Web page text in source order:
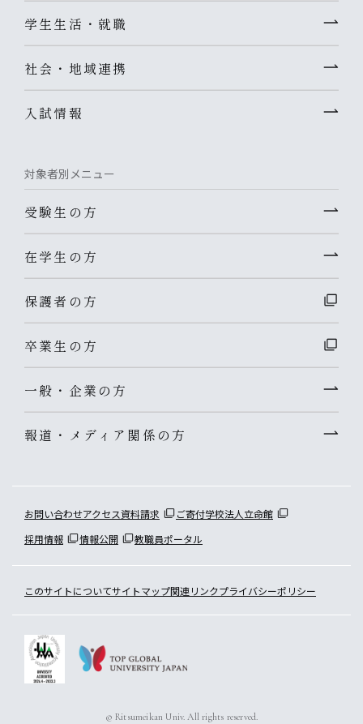
学生生活・就職
社会・地域連携
入試情報
対象者別メニュー
受験生の方
在学生の方
保護者の方
卒業生の方
一般・企業の方
報道・メディア関係の方
お問い合わせアクセス資料請求 ご寄付学校法人立命館
採用情報
情報公開 教職員ポータル
このサイトについてサイトマップ関連リンクプライバシーポリシー
© Ritsumeikan Univ. All rights reserved.